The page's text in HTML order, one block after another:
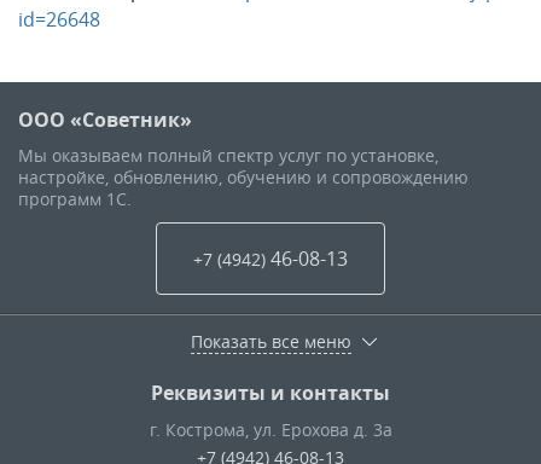
id=26648
ООО «Советник»
Мы оказываем полный спектр услуг по установке,
настройке, обновлению, обучению и сопровождению
программ 1С.
+7 (4942) 46-08-13
Показать все меню
Реквизиты и контакты
г. Кострома, ул. Ерохова д. 3а
+7 (4942) 46-08-13